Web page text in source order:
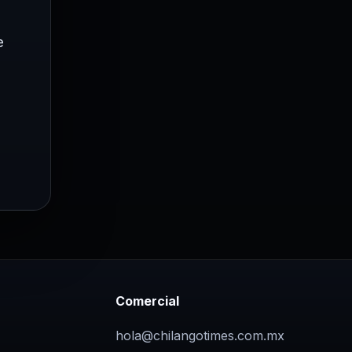
Comercial
hola@chilangotimes.com.mx